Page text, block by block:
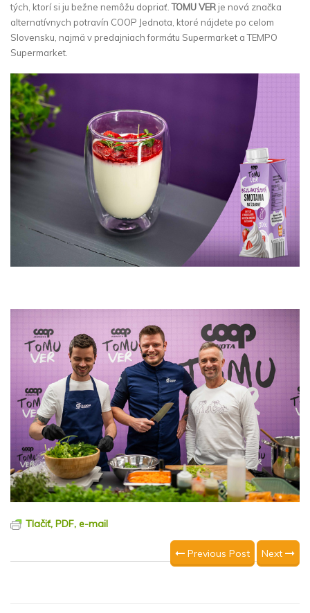
tých, ktorí si ju bežne nemôžu dopriať.TOMU VER je nová značka
alternatívnych potravín COOP Jednota, ktoré nájdete po celom
Slovensku, najmä v predajniach formátu Supermarket a TEMPO
Supermarket.
Tlačiť, PDF, e-mail
Previous Post Next